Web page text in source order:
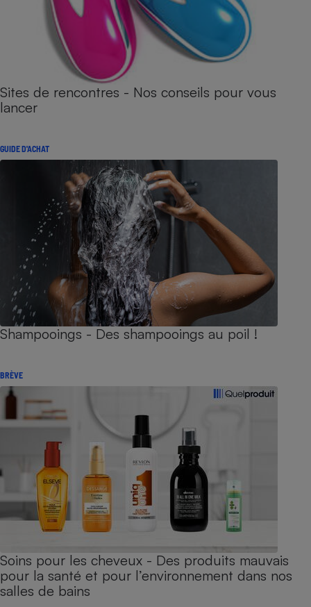
Sites de rencontres - Nos conseils pour vous
lancer
GUIDE D'ACHAT
Shampooings - Des shampooings au poil !
BRÈVE
Soins pour les cheveux - Des produits mauvais
pour la santé et pour l’environnement dans nos
salles de bains